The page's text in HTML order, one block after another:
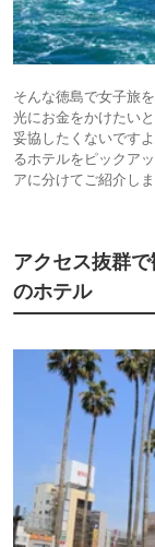
そんな徳島で女子旅
光にお金をかけたい
妥協したくないです
るホテルをピックア
アに分けてご紹介しま
アクセス抜群で
のホテル